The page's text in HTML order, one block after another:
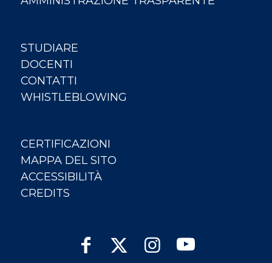
STUDIARE
DOCENTI
CONTATTI
WHISTLEBLOWING
CERTIFICAZIONI
MAPPA DEL SITO
ACCESSIBILITÀ
CREDITS